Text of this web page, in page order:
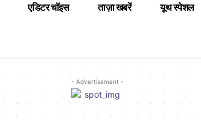
एडिटर चॉइस ताज़ा खबरें यूथ स्पेशल
- Advertisement -